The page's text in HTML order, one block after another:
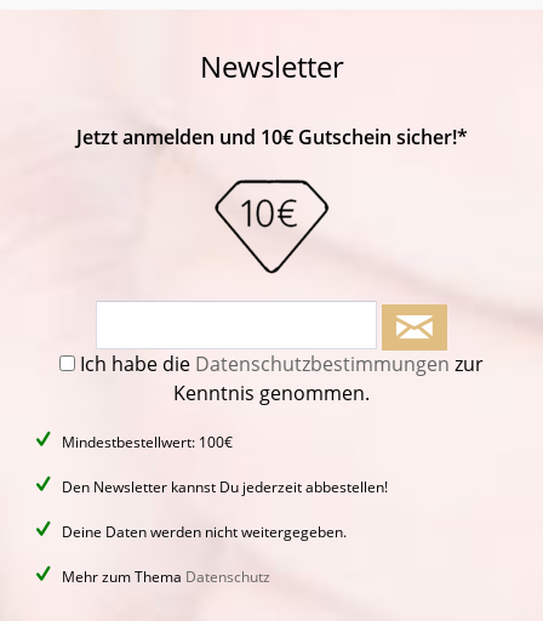
Newsletter
Jetzt anmelden und 10€ Gutschein sicher!*
Ich habe die Datenschutzbestimmungen zur
Kenntnis genommen.
Mindestbestellwert: 100€
Den Newsletter kannst Du jederzeit abbestellen!
Deine Daten werden nicht weitergegeben.
Mehr zum Thema Datenschutz